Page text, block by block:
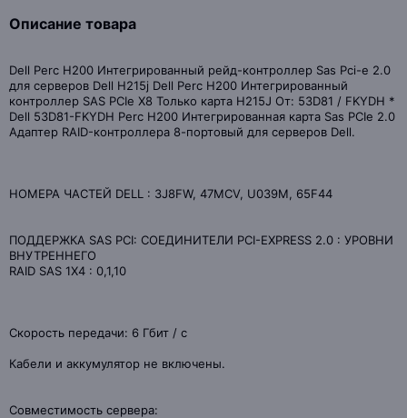
Описание товара
Dell Perc H200 Интегрированный рейд-контроллер Sas Pci-e 2.0
для серверов Dell H215j Dell Perc H200 Интегрированный
контроллер SAS PCIe X8 Только карта H215J От: 53D81 / FKYDH *
Dell 53D81-FKYDH Perc H200 Интегрированная карта Sas PCIe 2.0
Адаптер RAID-контроллера 8-портовый для серверов Dell.
НОМЕРА ЧАСТЕЙ DELL : 3J8FW, 47MCV, U039M, 65F44
ПОДДЕРЖКА SAS PCI: СОЕДИНИТЕЛИ PCI-EXPRESS 2.0 : УРОВНИ
ВНУТРЕННЕГО
RAID SAS 1X4 : 0,1,10
Скорость передачи: 6 Гбит / с
Кабели и аккумулятор не включены.
Совместимость сервера: